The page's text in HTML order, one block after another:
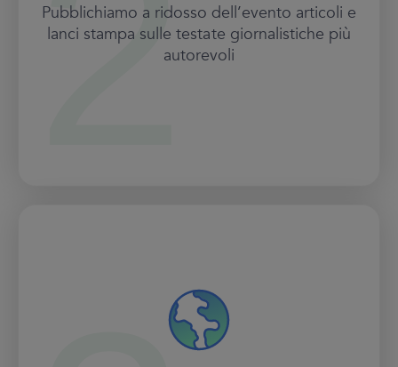
Pubblichiamo a ridosso dell’evento articoli e
lanci stampa sulle testate giornalistiche più
autorevoli